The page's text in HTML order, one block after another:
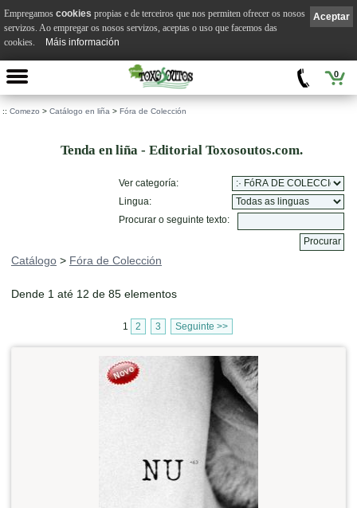
0
:: Comezo > Catálogo en liña > Fóra de Colección
Tenda en liña - Editorial Toxosoutos.com.
Ver categoría:
Lingua:
Procurar o seguinte texto:
Catálogo > Fóra de Colección
Dende 1 até 12 de 85 elementos
1 2 3 Seguinte >>
Aceptar
Empregamos cookies propias e de terceiros que nos permiten ofrecer os nosos
servizos. Ao empregar os nosos servizos, aceptas o uso que facemos das
cookies.
Máis información